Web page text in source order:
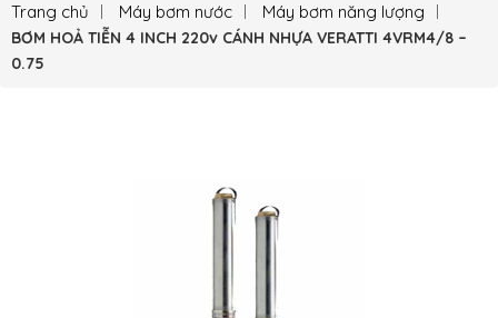
Trang chủ Máy bơm nước Máy bơm năng lượng
BƠM HOẢ TIỄN 4 INCH 220v CÁNH NHỰA VERATTI 4VRM4/8 –
0.75